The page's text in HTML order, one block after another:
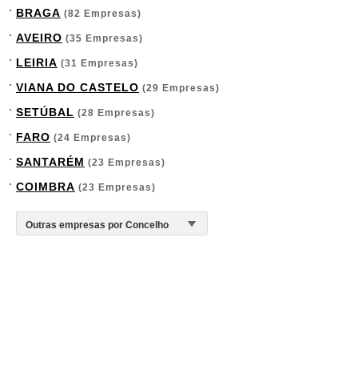
BRAGA (82 Empresas)
AVEIRO (35 Empresas)
LEIRIA (31 Empresas)
VIANA DO CASTELO (29 Empresas)
SETÚBAL (28 Empresas)
FARO (24 Empresas)
SANTARÉM (23 Empresas)
COIMBRA (23 Empresas)